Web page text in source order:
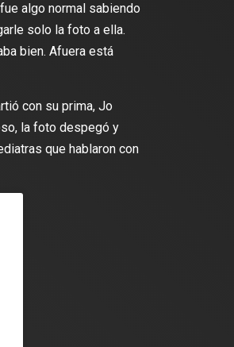
algo normal sabiendo
solo la foto a ella.
bien. Afuera está
con su prima, Jo
la foto despegó y
que hablaron con
2 min de lectura